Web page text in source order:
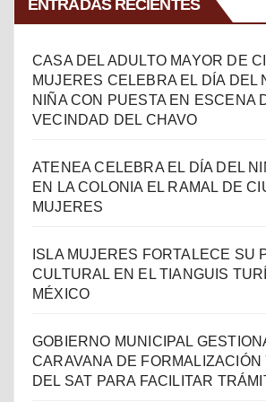
ENTRADAS RECIENTES
CASA DEL ADULTO MAYOR DE
MUJERES CELEBRA EL DÍA DEL
NIÑA CON PUESTA EN ESCENA
VECINDAD DEL CHAVO
ATENEA CELEBRA EL DÍA DEL
EN LA COLONIA EL RAMAL DE
MUJERES
ISLA MUJERES FORTALECE SU
CULTURAL EN EL TIANGUIS
MÉXICO
GOBIERNO MUNICIPAL
CARAVANA DE FORMALIZACIÓN
DEL SAT PARA FACILITAR